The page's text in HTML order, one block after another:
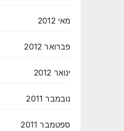
מאי 2012
פברואר 2012
ינואר 2012
נובמבר 2011
ספטמבר 2011